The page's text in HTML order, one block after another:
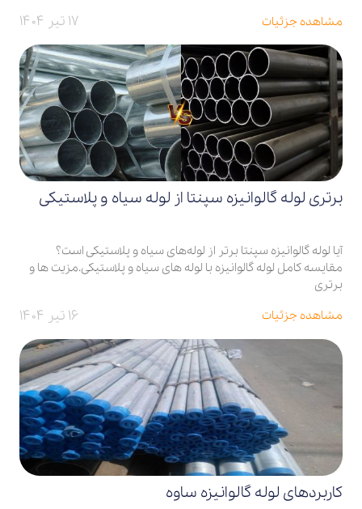
مشاهده جزئیات
۱۷ تیر ۱۴۰۴
برتری لوله گالوانیزه سپنتا از لوله سیاه و پلاستیکی
آیا لوله گالوانیزه سپنتا برتر از لوله‌های سیاه و پلاستیکی است؟
مقایسه کامل لوله گالوانیزه با لوله های سیاه و پلاستیکی.مزیت ها و
برتری
مشاهده جزئیات
۱۶ تیر ۱۴۰۴
کاربردهای لوله گالوانیزه ساوه